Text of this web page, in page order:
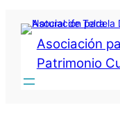
contenidoAsociación
Patrimonio